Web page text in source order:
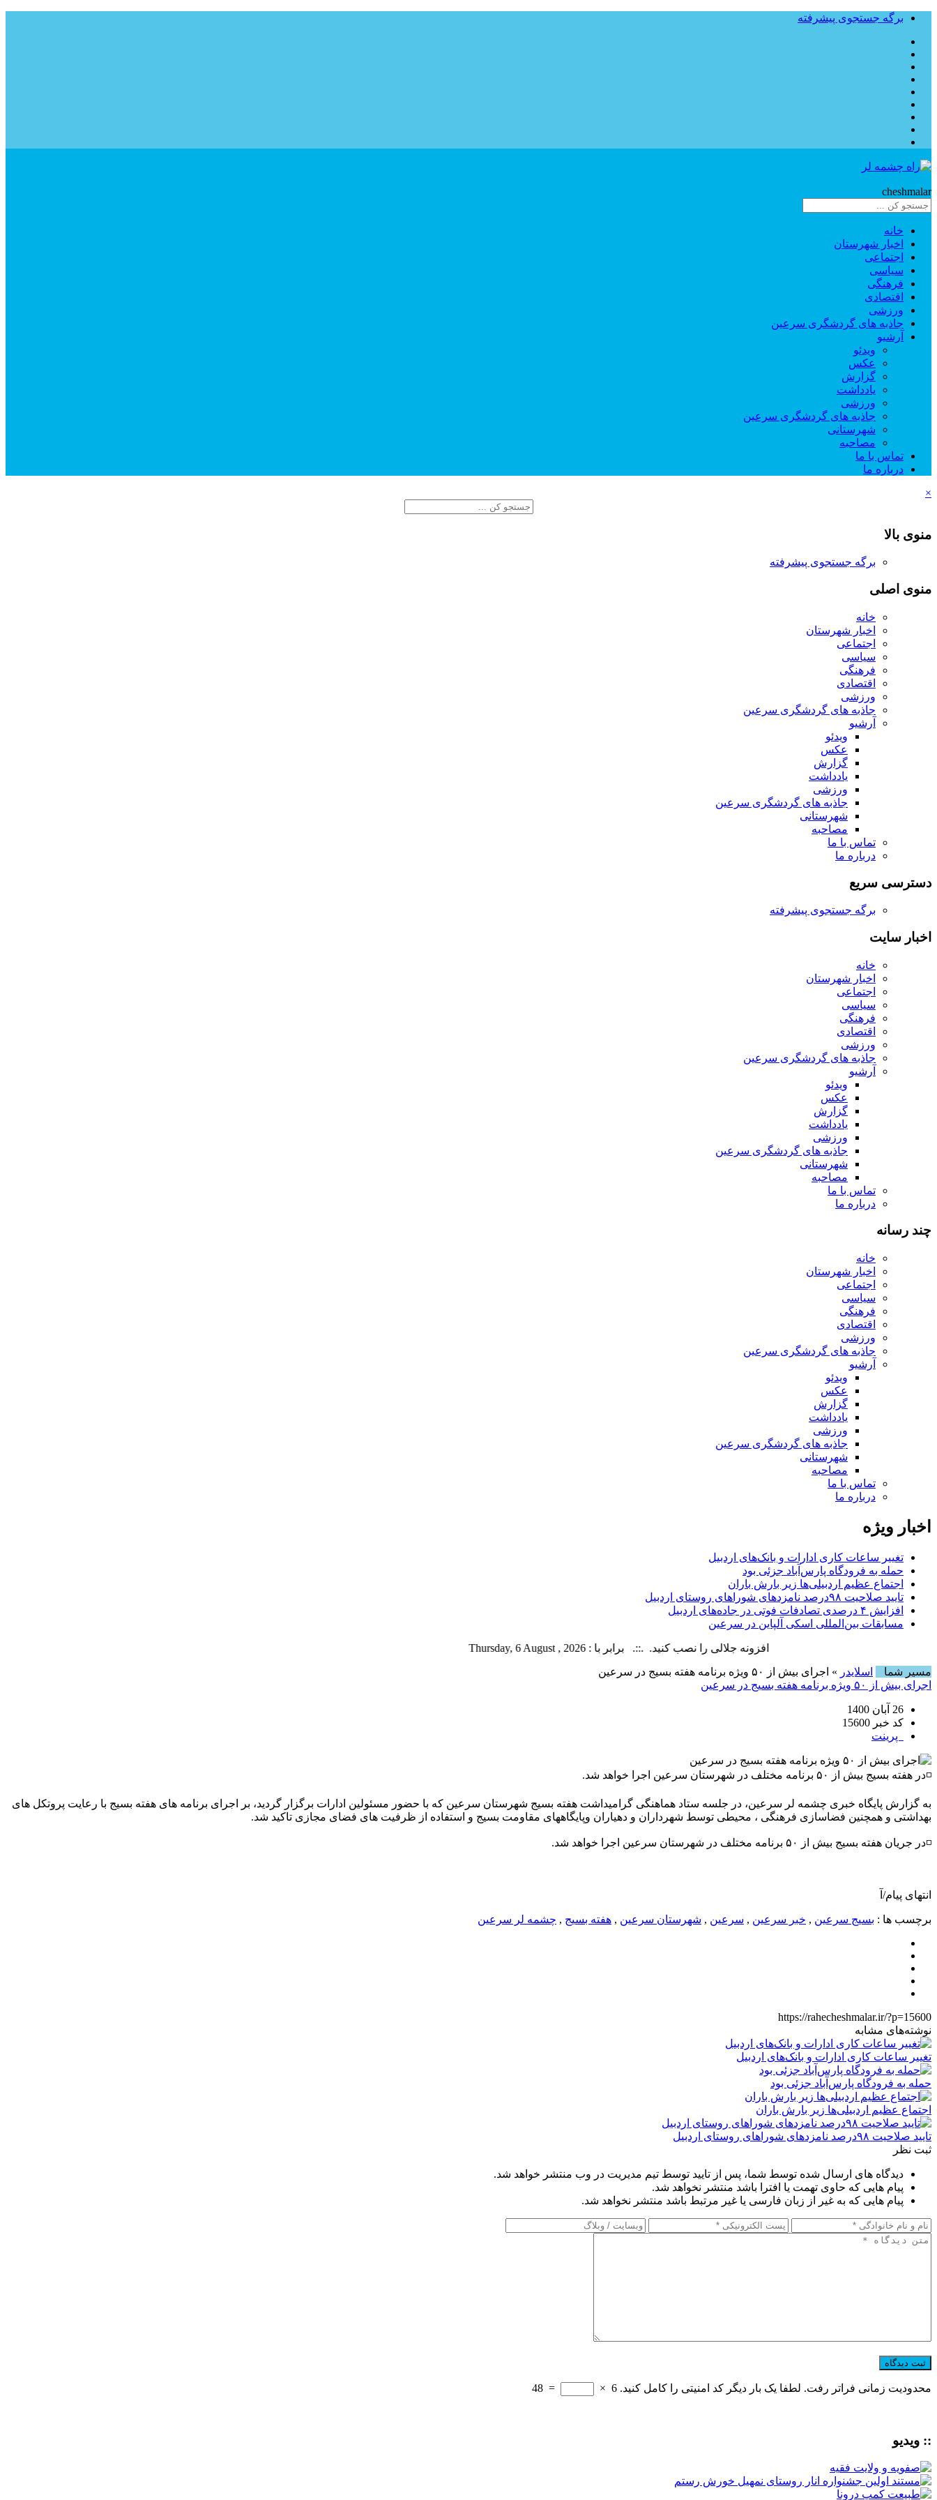
برگه جستجوی پیشرفته
cheshmalar
خانه
اخبار شهرستان
اجتماعی
سیاسی
فرهنگی
اقتصادی
ورزشی
جاذبه های گردشگری سرعین
آرشیو
ویدئو
عکس
گزارش
یادداشت
ورزشی
جاذبه های گردشگری سرعین
شهرستانی
مصاحبه
تماس با ما
درباره ما
×
منوی بالا
برگه جستجوی پیشرفته
منوی اصلی
خانه
اخبار شهرستان
اجتماعی
سیاسی
فرهنگی
اقتصادی
ورزشی
جاذبه های گردشگری سرعین
آرشیو
ویدئو
عکس
گزارش
یادداشت
ورزشی
جاذبه های گردشگری سرعین
شهرستانی
مصاحبه
تماس با ما
درباره ما
دسترسی سریع
برگه جستجوی پیشرفته
اخبار سایت
خانه
اخبار شهرستان
اجتماعی
سیاسی
فرهنگی
اقتصادی
ورزشی
جاذبه های گردشگری سرعین
آرشیو
ویدئو
عکس
گزارش
یادداشت
ورزشی
جاذبه های گردشگری سرعین
شهرستانی
مصاحبه
تماس با ما
درباره ما
چند رسانه
خانه
اخبار شهرستان
اجتماعی
سیاسی
فرهنگی
اقتصادی
ورزشی
جاذبه های گردشگری سرعین
آرشیو
ویدئو
عکس
گزارش
یادداشت
ورزشی
جاذبه های گردشگری سرعین
شهرستانی
مصاحبه
تماس با ما
درباره ما
اخبار ویژه
تغییر ساعات کاری ادارات و بانک‌های اردبیل
حمله به فرودگاه پارس‌‌آباد جزئی بود
اجتماع عظیم اردبیلی‌ها زیر بارش باران
تایید صلاحیت ۹۸درصد نامزدهای شوراهای روستای اردبیل
افزایش ۴ درصدی تصادفات فوتی در جاده‌های اردبیل
مسابقات بین‌المللی اسکی آلپاین در سرعین
افزونه جلالی را نصب کنید. .::. برابر با : Thursday, 6 August , 2026
مسیر شما
اسلایدر » اجرای بیش از ۵۰ ویژه برنامه هفته بسیج در سرعین
اجرای بیش از ۵۰ ویژه برنامه هفته بسیج در سرعین
26 آبان 1400
کد خبر 15600
پرینت
◽️در هفته بسیج بیش از ۵۰ برنامه مختلف در شهرستان سرعین اجرا خواهد شد.
به گزارش پایگاه خبری چشمه لر سرعین، در جلسه ستاد هماهنگی گرامیداشت هفته بسیج شهرستان سرعین که با حضور مسئولین ادارات برگزار گردید، بر اجرای برنامه های هفته بسیج با رعایت پروتکل های
بهداشتی و همچنین فضاسازی فرهنگی ، محیطی توسط شهرداران و دهیاران وپایگاههای مقاومت بسیج و استفاده از ظرفیت های فضای مجازی تاکید شد.
◽️در جریان هفته بسیج بیش از ۵۰ برنامه مختلف در شهرستان سرعین اجرا خواهد شد.
انتهای پیام/آ
برچسب ها : بسیج سرعین , خبر سرعین , سرعین , شهرستان سرعین , هفته بسیج , چشمه لر سرعین
https://rahecheshmalar.ir/?p=15600
نوشته‌های مشابه
تغییر ساعات کاری ادارات و بانک‌های اردبیل
حمله به فرودگاه پارس‌‌آباد جزئی بود
اجتماع عظیم اردبیلی‌ها زیر بارش باران
تایید صلاحیت ۹۸درصد نامزدهای شوراهای روستای اردبیل
ثبت نظر
دیدگاه های ارسال شده توسط شما، پس از تایید توسط تیم مدیریت در وب منتشر خواهد شد.
پیام هایی که حاوی تهمت یا افترا باشد منتشر نخواهد شد.
پیام هایی که به غیر از زبان فارسی یا غیر مرتبط باشد منتشر نخواهد شد.
محدودیت زمانی فراتر رفت. لطفا یک بار دیگر کد امنیتی را کامل کنید. 6
×
=
48
:: ویدیو